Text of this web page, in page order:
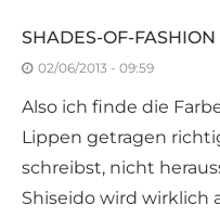
SHADES-OF-FASHION
02/06/2013 - 09:59
Also ich finde die
Lippen getragen
schreibst, nicht
Shiseido wird wirklich